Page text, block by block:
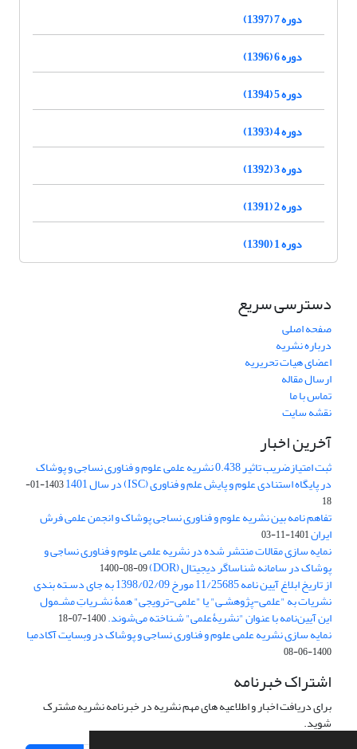
دوره 7 (1397)
دوره 6 (1396)
دوره 5 (1394)
دوره 4 (1393)
دوره 3 (1392)
دوره 2 (1391)
دوره 1 (1390)
دسترسی سریع
صفحه اصلی
درباره نشریه
اعضای هیات تحریریه
ارسال مقاله
تماس با ما
نقشه سایت
آخرین اخبار
ثبت امتیازضریب تاثیر 0.438 نشریه علمی علوم و فناوری نساجی و پوشاک
در پایگاه استنادی علوم و پایش علم و فناوری (ISC) در سال 1401
1403-01-
18
تفاهم نامه بین نشریه علوم و فناوری نساجی پوشاک و انجمن علمی فرش
ایران1401-11-03
نمایه سازی مقالات منتشر شده در نشریه علمی علوم و فناوری نساجی و
پوشاک در سامانه شناساگر دیجیتال (DOR) 1400-08-09
از تاریخ ابلاغ آیین نامه 11/25685 مورخ 1398/02/09 به جای دسـته بندی
نشریات به "علمی-پژوهشـی" یا "علمی-ترویجی" همۀ نشـریاتِ مشـمول
این آیین‌نامه با عنوان "نشریۀعلمی" شـناخته می‌شوند.1400-07-18
نمایه سازی نشریه علمی علوم و فناوری نساجی و پوشاک در وبسایت آکادمیا
1400-06-08
اشتراک خبرنامه
برای دریافت اخبار و اطلاعیه های مهم نشریه در خبرنامه نشریه مشترک
شوید.